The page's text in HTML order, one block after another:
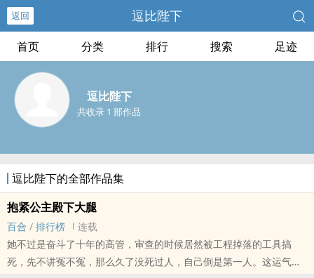
返回 逗比陛下
首页 分类 排行 搜索 足迹
逗比陛下
共收录 1 部作品
逗比陛下的全部作品集
抱紧公主殿下大腿
百合 / 排行榜
连载
她不过是奋斗了十年的高管，审查的时候居然被工程掉落的工具搞
死，先不讲冤不冤，那么久了没死过人，自己倒是第一人。这运气也